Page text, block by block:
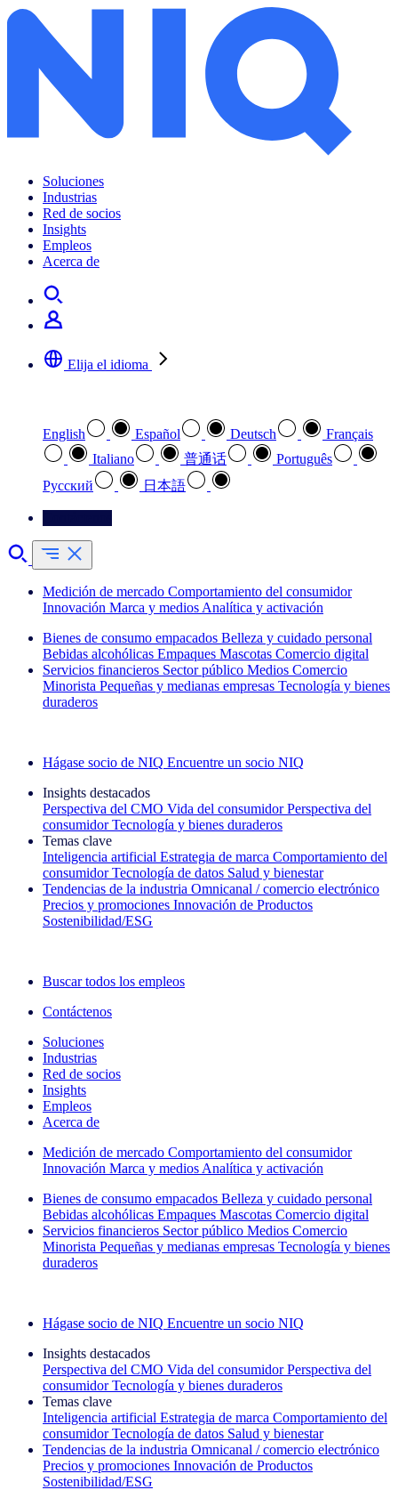
Soluciones
Industrias
Red de socios
Insights
Empleos
Acerca de
Elija el idioma
English Español Deutsch
Français
Italiano
普通话
Português
Pусский
日本語
Medición de mercado Comportamiento del consumidor
Innovación Marca y medios Analítica y activación
Bienes de consumo empacados Belleza y cuidado personal
Bebidas alcohólicas Empaques Mascotas Comercio digital
Servicios financieros Sector público Medios Comercio
Minorista Pequeñas y medianas empresas Tecnología y bienes
duraderos
Hágase socio de NIQ Encuentre un socio NIQ
Insights destacados
Perspectiva del CMO Vida del consumidor Perspectiva del
consumidor Tecnología y bienes duraderos
Temas clave
Inteligencia artificial Estrategia de marca Comportamiento del
consumidor Tecnología de datos Salud y bienestar
Tendencias de la industria Omnicanal / comercio electrónico
Precios y promociones Innovación de Productos
Sostenibilidad/ESG
Buscar todos los empleos
Contáctenos
Soluciones
Industrias
Red de socios
Insights
Empleos
Acerca de
Medición de mercado Comportamiento del consumidor
Innovación Marca y medios Analítica y activación
Bienes de consumo empacados Belleza y cuidado personal
Bebidas alcohólicas Empaques Mascotas Comercio digital
Servicios financieros Sector público Medios Comercio
Minorista Pequeñas y medianas empresas Tecnología y bienes
duraderos
Hágase socio de NIQ Encuentre un socio NIQ
Insights destacados
Perspectiva del CMO Vida del consumidor Perspectiva del
consumidor Tecnología y bienes duraderos
Temas clave
Inteligencia artificial Estrategia de marca Comportamiento del
consumidor Tecnología de datos Salud y bienestar
Tendencias de la industria Omnicanal / comercio electrónico
Precios y promociones Innovación de Productos
Sostenibilidad/ESG